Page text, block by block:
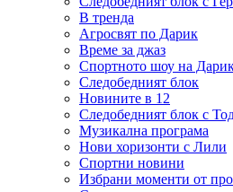
В тренда
Агросвят по Дарик
Време за джаз
Спортното шоу на
Следобедният блок
Новините в 12
Следобедният блок с
Музикална програма
Нови хоризонти с Лили
Спортни новини
Избрани моменти от